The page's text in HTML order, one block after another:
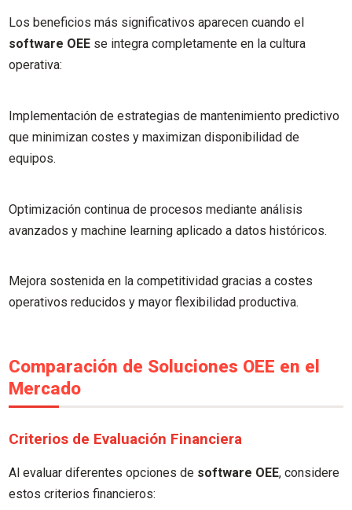
Los beneficios más significativos aparecen cuando el
software OEE se integra completamente en la cultura
operativa:
Implementación de estrategias de mantenimiento predictivo
que minimizan costes y maximizan disponibilidad de
equipos.
Optimización continua de procesos mediante análisis
avanzados y machine learning aplicado a datos históricos.
Mejora sostenida en la competitividad gracias a costes
operativos reducidos y mayor flexibilidad productiva.
Comparación de Soluciones OEE en el
Mercado
Criterios de Evaluación Financiera
Al evaluar diferentes opciones de software OEE, considere
estos criterios financieros: